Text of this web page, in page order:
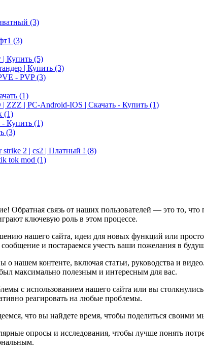
(3)
(3)
| Купить (5)
| Купить (3)
- PVP(3)
(1)
ZZZ | PC-Android-IOS | Скачать - Купить (1)
(1)
- Купить (1)
(3)
strike 2 | cs2 | Платный ! (8)
tok mod (1)
Обратная связь от наших пользователей — это то,
ключевую роль в этом процессе.
нашего сайта, идеи для новых функций или
и постараемся учесть ваши пожелания в
нашем контенте, включая статьи, руководства и
максимально полезным и интересным для вас.
с использованием нашего сайта или вы
реагировать на любые проблемы.
что вы найдете время, чтобы поделиться своими
опросы и исследования, чтобы лучше понять